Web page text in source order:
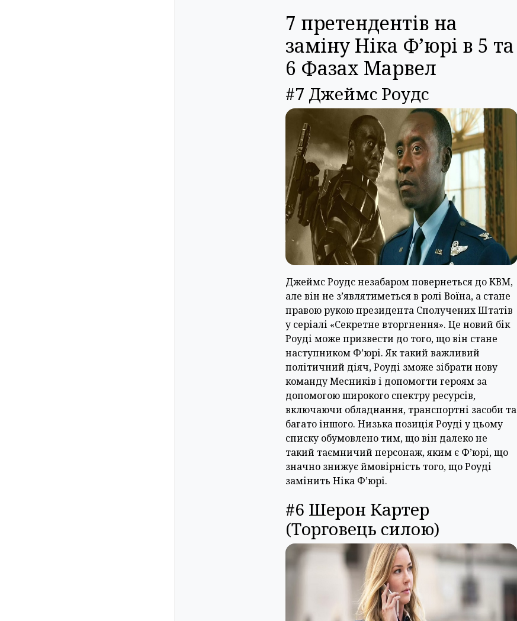
7 претендентів на
заміну Ніка Ф’юрі в 5 та
6 Фазах Марвел
#7 Джеймс Роудс
Джеймс Роудс незабаром повернеться до КВМ,
але він не з’являтиметься в ролі Воїна, а стане
правою рукою президента Сполучених Штатів
у серіалі «Секретне вторгнення». Це новий бік
Роуді може призвести до того, що він стане
наступником Ф’юрі. Як такий важливий
політичний діяч, Роуді зможе зібрати нову
команду Месників і допомогти героям за
допомогою широкого спектру ресурсів,
включаючи обладнання, транспортні засоби та
багато іншого. Низька позиція Роуді у цьому
списку обумовлено тим, що він далеко не
такий таємничий персонаж, яким є Ф’юрі, що
значно знижує ймовірність того, що Роуді
замінить Ніка Ф’юрі.
#6 Шерон Картер
(Торговець силою)